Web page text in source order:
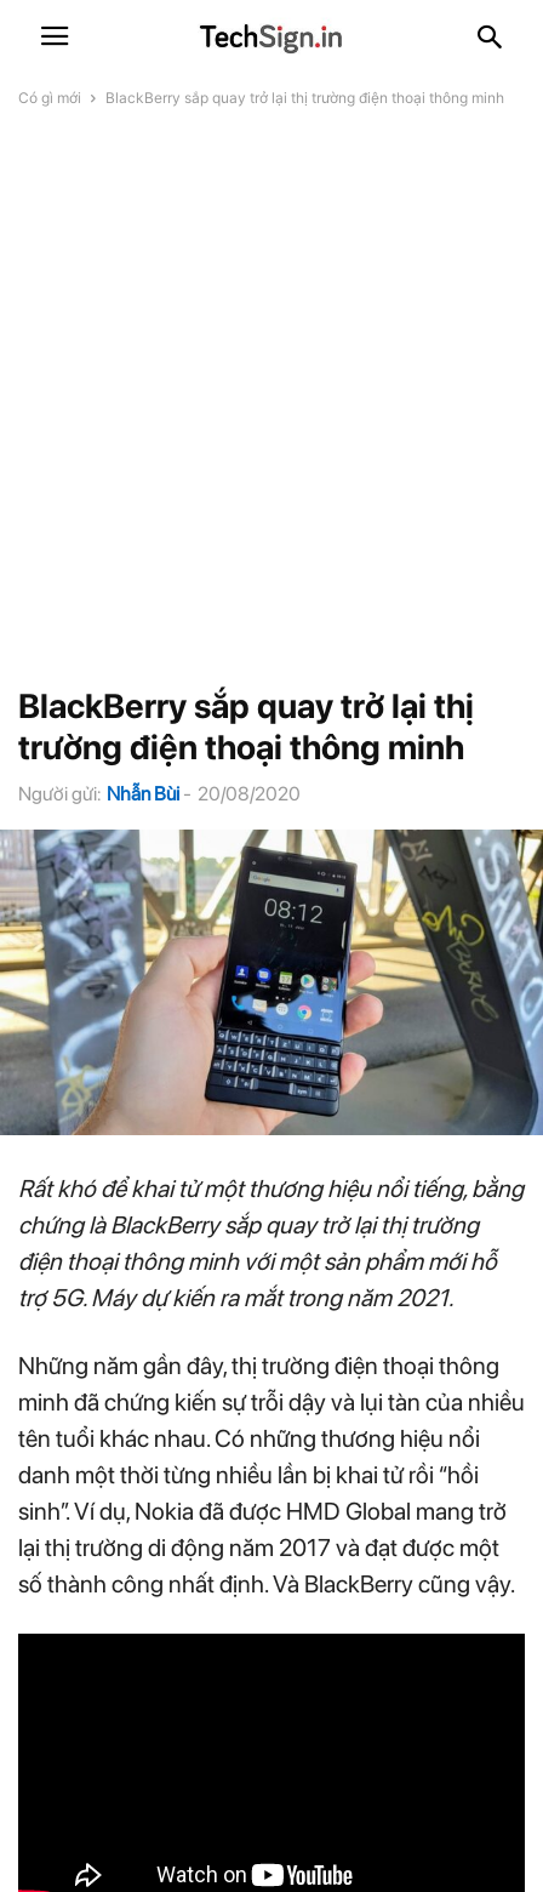
Có gì mới BlackBerry sắp quay trở lại thị trường điện thoại thông minh
BlackBerry sắp quay trở lại thị
trường điện thoại thông minh
Người gửi: Nhẫn Bùi - 20/08/2020
Rất khó để khai tử một thương hiệu nổi tiếng, bằng
chứng là BlackBerry sắp quay trở lại thị trường
điện thoại thông minh với một sản phẩm mới hỗ
trợ 5G. Máy dự kiến ra mắt trong năm 2021.
Những năm gần đây, thị trường điện thoại thông
minh đã chứng kiến sự trỗi dậy và lụi tàn của nhiều
tên tuổi khác nhau. Có những thương hiệu nổi
danh một thời từng nhiều lần bị khai tử rồi “hồi
sinh”. Ví dụ, Nokia đã được HMD Global mang trở
lại thị trường di động năm 2017 và đạt được một
số thành công nhất định. Và BlackBerry cũng vậy.